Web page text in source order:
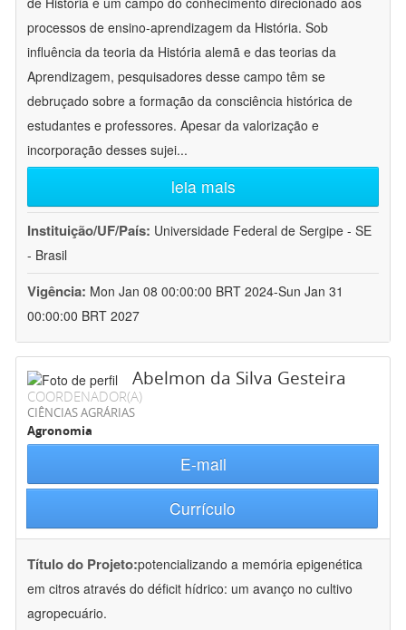
processos de ensino-aprendizagem da História. Sob
influência da teoria da História alemã e das teorias da
Aprendizagem, pesquisadores desse campo têm se
debruçado sobre a formação da consciência histórica de
estudantes e professores. Apesar da valorização e
incorporação desses sujei...
leia mais
Instituição/UF/País: Universidade Federal de Sergipe - SE
- Brasil
Vigência: Mon Jan 08 00:00:00 BRT 2024-Sun Jan 31
00:00:00 BRT 2027
Abelmon da Silva Gesteira
COORDENADOR(A)
CIÊNCIAS AGRÁRIAS
Agronomia
E-mail
Currículo
Título do Projeto:potencializando a memória epigenética
em citros através do déficit hídrico: um avanço no cultivo
agropecuário.